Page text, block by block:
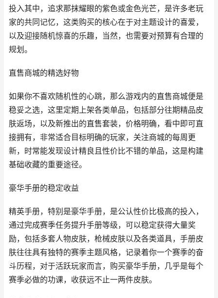
投入其中，追求那抹耀眼的紫色或金色光芒，是许多老玩
家的共同记忆，这类购买的核心在于对主题设计的喜爱，
以及迎接随机惊喜的乐趣，当然，也需要对预算有合理的
规划。
直售商城的精选好物
如果你不喜欢随机性的心跳，那么游戏内的直售商城便是
稳妥之选，这里定期上架各类单品，包括部分往期精品皮
肤返场，以及新推出的直售套装，价格明确，看中即可直
接拥有，非常适合目标明确的玩家，关注商城的每周更
新，时常能发现设计精良且性价比不错的单品，这是构建
基础收藏的重要途径。
豪华手册的稳定收益
精英手册，特别是豪华手册，是公认性价比极高的投入，
通过完成赛季任务提升手册等级，可以稳定获得大量奖
励，包括多套人物皮肤，枪械皮肤以及各类道具，手册皮
肤往往具有独特的赛季主题风格，记录着你一个赛季的奋
斗历程，对于活跃玩家而言，购买豪华手册，几乎是每个
赛季必做的功课，收获远不止一两件皮肤。